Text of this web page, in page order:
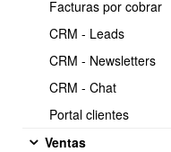
Facturas por cobrar
CRM - Leads
CRM - Newsletters
CRM - Chat
Portal clientes
Ventas
🏭